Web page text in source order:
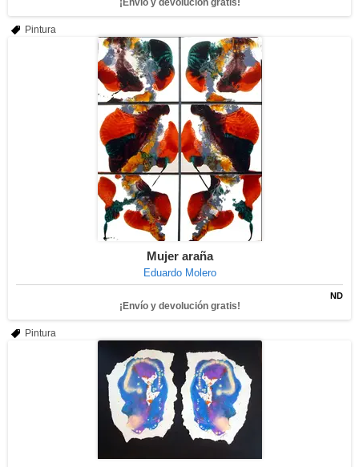
¡Envío y devolución gratis!
Pintura
Mujer araña
Eduardo Molero
ND
¡Envío y devolución gratis!
Pintura